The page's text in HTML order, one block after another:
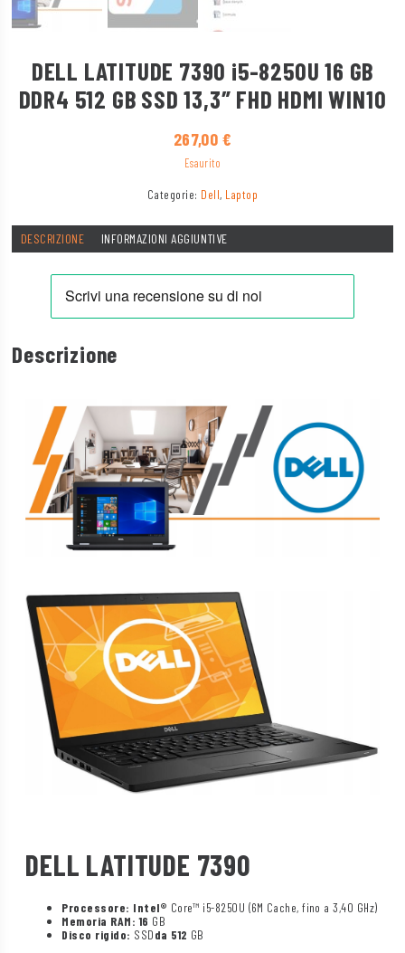
DELL LATITUDE 7390 i5-8250U 16 GB
DDR4 512 GB SSD 13,3″ FHD HDMI WIN10
267,00 €
Esaurito
Categorie: Dell, Laptop
DESCRIZIONE INFORMAZIONI AGGIUNTIVE
Descrizione
DELL LATITUDE 7390
Processore: Intel® Core™ i5-8250U (6M Cache, fino a 3,40 GHz)
Memoria RAM: 16 GB
Disco rigido: SSDda 512 GB